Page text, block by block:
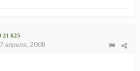
21 825
апреля, 2008